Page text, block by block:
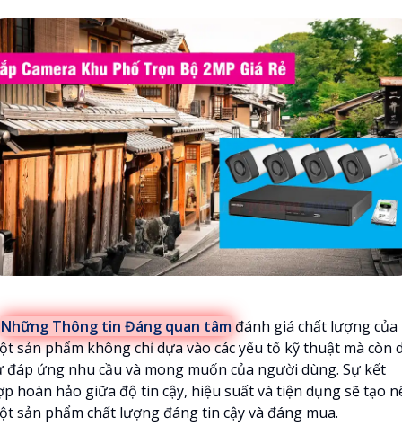
Những Thông tin Đáng quan tâmđánh giá chất lượng của
sản phẩm không chỉ dựa vào các yếu tố kỹ thuật mà còn
đáp ứng nhu cầu và mong muốn của người dùng. Sự kết
hoàn hảo giữa độ tin cậy, hiệu suất và tiện dụng sẽ tạo
sản phẩm chất lượng đáng tin cậy và đáng mua.